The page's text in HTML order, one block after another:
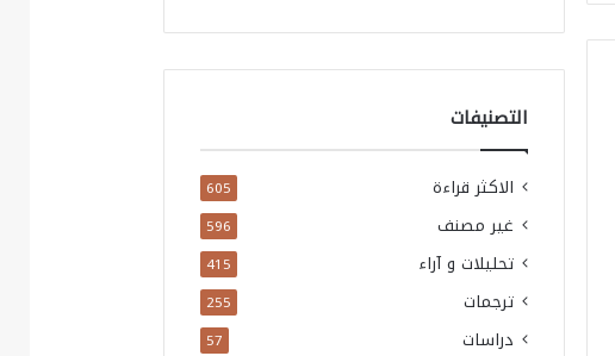
التصنيفات
الاكثر قراءة 605
غير مصنف 596
تحليلات و آراء 415
ترجمات 255
دراسات 57